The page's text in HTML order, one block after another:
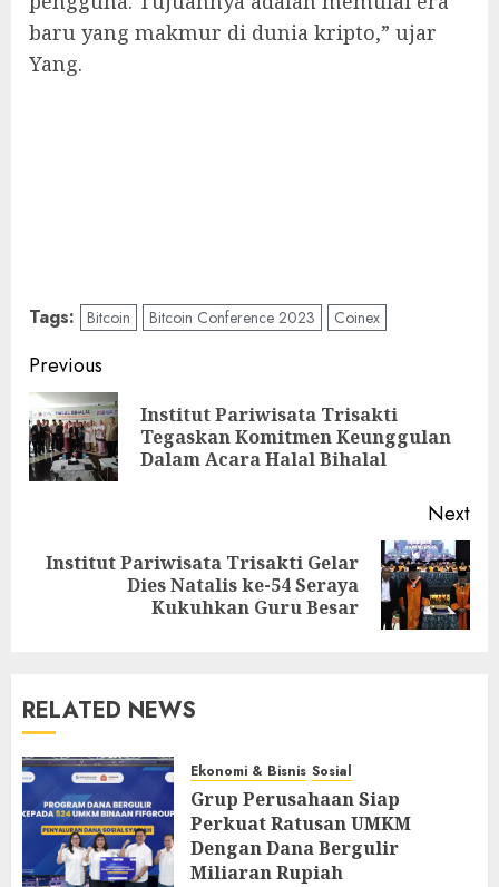
baru yang makmur di dunia kripto,” ujar
Yang.
Tags: Bitcoin Bitcoin Conference 2023 Coinex
Post
navigation
Previous
Institut Pariwisata Trisakti
Tegaskan Komitmen Keunggulan
Dalam Acara Halal Bihalal
Next
Next
Institut Pariwisata Trisakti Gelar
Dies Natalis ke-54 Seraya
Kukuhkan Guru Besar
RELATED NEWS
Ekonomi & Bisnis Sosial
Grup Perusahaan Siap
Perkuat Ratusan UMKM
Dengan Dana Bergulir
Miliaran Rupiah